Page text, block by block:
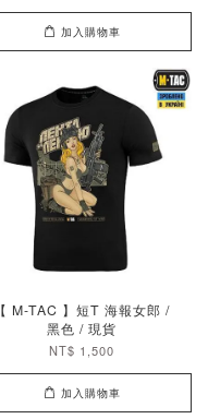
加入購物車
【 M-TAC 】短T 海報女郎 /
黑色 / 現貨
NT$ 1,500
加入購物車